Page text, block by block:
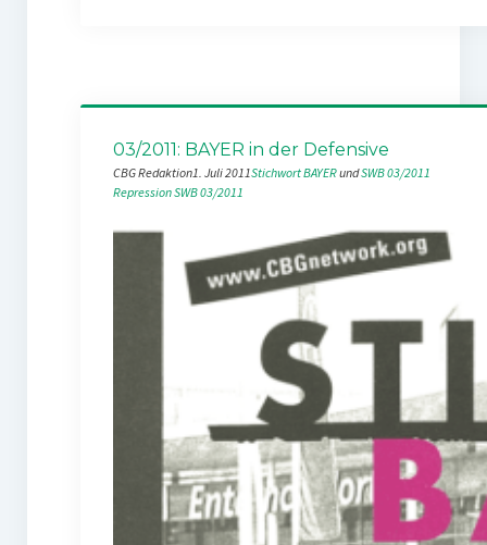
03/2011: BAYER in der Defensive
CBG Redaktion1. Juli 2011Stichwort BAYER und SWB 03/2011
RepressionSWB 03/2011